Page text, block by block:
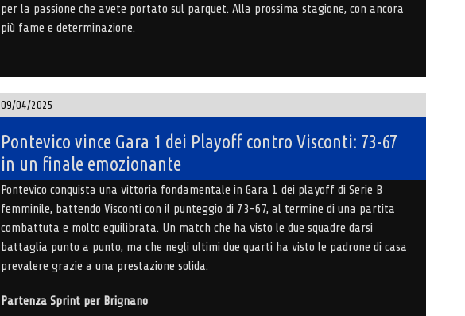
per la passione che avete portato sul parquet. Alla prossima stagione, con ancora
più fame e determinazione.
09/04/2025
Pontevico vince Gara 1 dei Playoff contro Visconti: 73-67
in un finale emozionante
Pontevico conquista una vittoria fondamentale in Gara 1 dei playoff di Serie B
femminile, battendo Visconti con il punteggio di 73-67, al termine di una partita
combattuta e molto equilibrata. Un match che ha visto le due squadre darsi
battaglia punto a punto, ma che negli ultimi due quarti ha visto le padrone di casa
prevalere grazie a una prestazione solida.
Partenza Sprint per Brignano